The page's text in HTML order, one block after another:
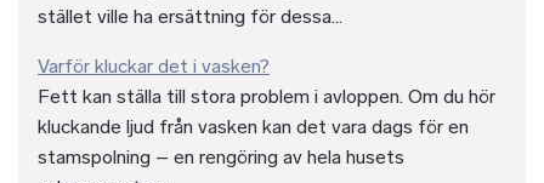
stället ville ha ersättning för dessa...
Varför kluckar det i vasken?
Fett kan ställa till stora problem i avloppen. Om du hör
kluckande ljud från vasken kan det vara dags för en
stamspolning – en rengöring av hela husets